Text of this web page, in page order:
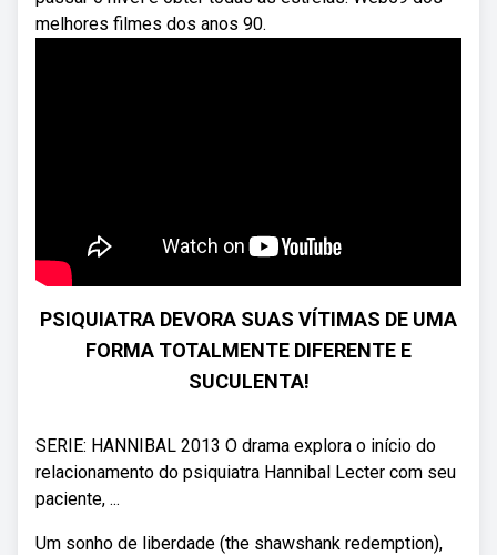
melhores filmes dos anos 90.
PSIQUIATRA DEVORA SUAS VÍTIMAS DE UMA
FORMA TOTALMENTE DIFERENTE E
SUCULENTA!
SERIE: HANNIBAL 2013 O drama explora o início do
relacionamento do psiquiatra Hannibal Lecter com seu
paciente, ...
Um sonho de liberdade (the shawshank redemption),